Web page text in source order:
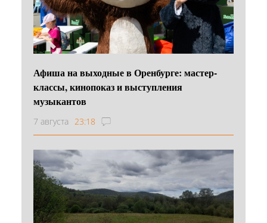
Афиша на выходные в Оренбурге: мастер-
классы, кинопоказ и выступления
музыкантов
7 августа 23:18